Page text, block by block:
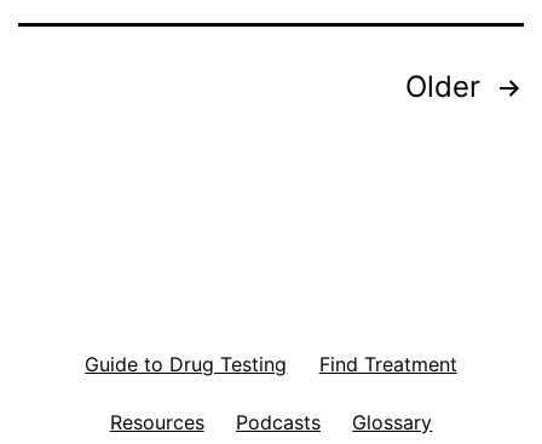
Older
Guide to Drug Testing Find Treatment
Resources Podcasts Glossary